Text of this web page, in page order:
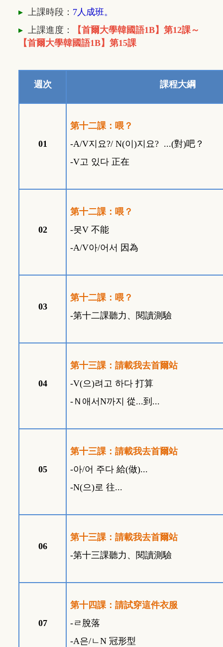
▸ 上課時段： 7人成班。
▸ 上課進度： 【首爾大學韓國語1B】第12課～
【首爾大學韓國語1B】第15課
週次 課程大綱
01
第十二課：喂？
-A/V지요?/ N(이 )지요? ...(對)吧？
-V고 있다 正在
02
第十二課：喂？
-못V 不能
-A/V아/어서 因為
03
第十二課：喂？
-第十二課聽力、閱讀測驗
04
第十三課：請載我去首爾站
-V(으)려고 하다 打算
- Ｎ 애서 N까지 從...到 ...
05
第十三課：請載我去首爾站
-아/어 주다 給(做)...
-N(으)로 往...
06
第十三課：請載我去首爾站
-第十三課聽力、閱讀測驗
07
第十四課：請試穿這件衣服
-ㄹ 脫落
-A은/ㄴN 冠形型